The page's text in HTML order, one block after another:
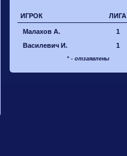
ИГРОК ЛИГА
Малахов А.
1
Василевич И.
1
* - отзаявлены